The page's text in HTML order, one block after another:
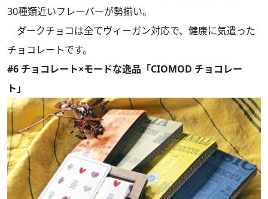
30種類近いフレーバーが勢揃い。
ダークチョコは全てヴィーガン対応で、健康に気遣った
チョコレートです。
#6 チョコレート×モードな逸品「CIOMOD チョコレー
ト」